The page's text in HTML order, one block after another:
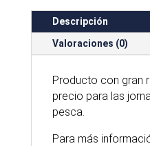
Descripción
Valoraciones (0)
Producto con gran
precio para las
pesca.
Para más